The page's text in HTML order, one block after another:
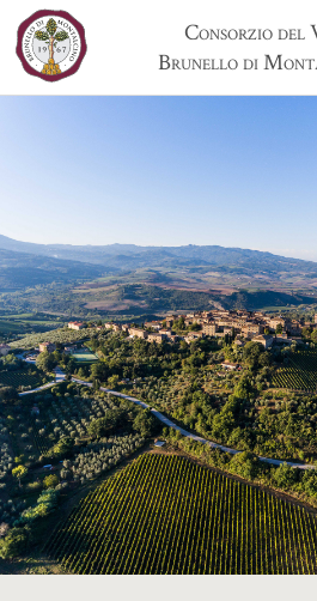
Consorzio del
Brunello di